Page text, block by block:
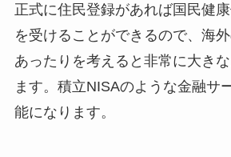
正式に住民登録があれば国民健
を受けることができるので、海
あったりを考えると非常に大き
ます。積立NISAのような金融サ
能になります。